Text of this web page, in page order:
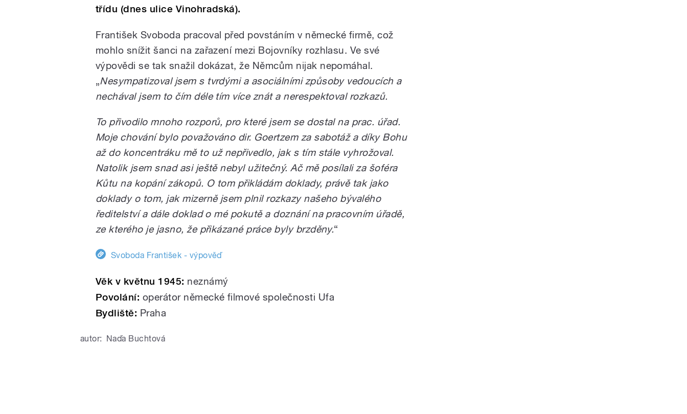
třídu (dnes ulice Vinohradská).
František Svoboda pracoval před povstáním v německé firmě, což
mohlo snížit šanci na zařazení mezi Bojovníky rozhlasu. Ve své
výpovědi se tak snažil dokázat, že Němcům nijak nepomáhal.
„Nesympatizoval jsem s tvrdými a asociálními způsoby vedoucích a
nechával jsem to čím déle tím více znát a nerespektoval rozkazů.
To přivodilo mnoho rozporů, pro které jsem se dostal na prac. úřad.
Moje chování bylo považováno dir. Goertzem za sabotáž a díky Bohu
až do koncentráku mě to už nepřivedlo, jak s tím stále vyhrožoval.
Natolik jsem snad asi ještě nebyl užitečný. Ač mě posílali za šoféra
Kůtu na kopání zákopů. O tom přikládám doklady, právě tak jako
doklady o tom, jak mizerně jsem plnil rozkazy našeho bývalého
ředitelství a dále doklad o mé pokutě a doznání na pracovním úřadě,
ze kterého je jasno, že přikázané práce byly brzděny.“
Svoboda František - výpověď
Věk v květnu 1945: neznámý
Povolání: operátor německé filmové společnosti Ufa
Bydliště: Praha
autor: Naďa Buchtová